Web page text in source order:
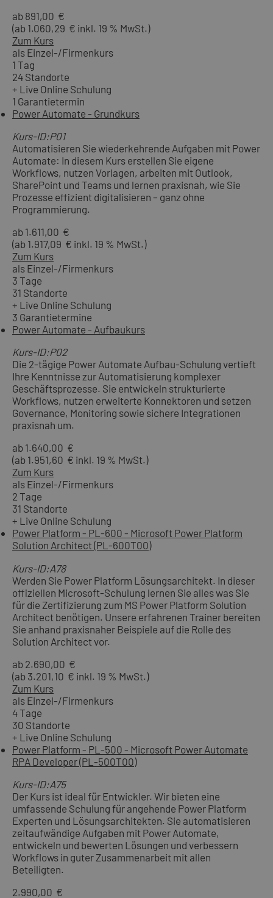
ab 891,00 €
(ab 1.060,29 € inkl. 19 % MwSt.)
Zum Kurs
als Einzel-/Firmenkurs
1 Tag
24 Standorte
+ Live Online Schulung
1 Garantietermin
Power Automate - Grundkurs
Kurs-ID:P01
Automatisieren Sie wiederkehrende Aufgaben mit Power
Automate: In diesem Kurs erstellen Sie eigene
Workflows, nutzen Vorlagen, arbeiten mit Outlook,
SharePoint und Teams und lernen praxisnah, wie Sie
Prozesse effizient digitalisieren – ganz ohne
Programmierung.
ab 1.611,00 €
(ab 1.917,09 € inkl. 19 % MwSt.)
Zum Kurs
als Einzel-/Firmenkurs
3 Tage
31 Standorte
+ Live Online Schulung
3 Garantietermine
Power Automate - Aufbaukurs
Kurs-ID:P02
Die 2-tägige Power Automate Aufbau-Schulung vertieft
Ihre Kenntnisse zur Automatisierung komplexer
Geschäftsprozesse. Sie entwickeln strukturierte
Workflows, nutzen erweiterte Konnektoren und setzen
Governance, Monitoring sowie sichere Integrationen
praxisnah um.
ab 1.640,00 €
(ab 1.951,60 € inkl. 19 % MwSt.)
Zum Kurs
als Einzel-/Firmenkurs
2 Tage
31 Standorte
+ Live Online Schulung
Power Platform - PL-600 - Microsoft Power Platform
Solution Architect (PL-600T00)
Kurs-ID:A78
Werden Sie Power Platform Lösungsarchitekt. In dieser
offiziellen Microsoft-Schulung lernen Sie alles was Sie
für die Zertifizierung zum MS Power Platform Solution
Architect benötigen. Unsere erfahrenen Trainer bereiten
Sie anhand praxisnaher Beispiele auf die Rolle des
Solution Architect vor.
ab 2.690,00 €
(ab 3.201,10 € inkl. 19 % MwSt.)
Zum Kurs
als Einzel-/Firmenkurs
4 Tage
30 Standorte
+ Live Online Schulung
Power Platform - PL-500 - Microsoft Power Automate
RPA Developer (PL-500T00)
Kurs-ID:A75
Der Kurs ist ideal für Entwickler. Wir bieten eine
umfassende Schulung für angehende Power Platform
Experten und Lösungsarchitekten. Sie automatisieren
zeitaufwändige Aufgaben mit Power Automate,
entwickeln und bewerten Lösungen und verbessern
Workflows in guter Zusammenarbeit mit allen
Beteiligten.
2.990,00 €